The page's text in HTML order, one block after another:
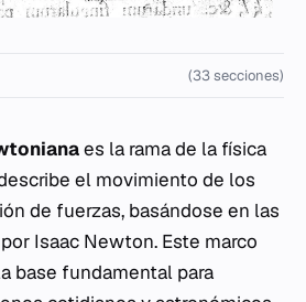
(33 secciones)
es la rama de la física
el movimiento de los
de fuerzas, basándose en las
Isaac Newton. Este marco
base fundamental para